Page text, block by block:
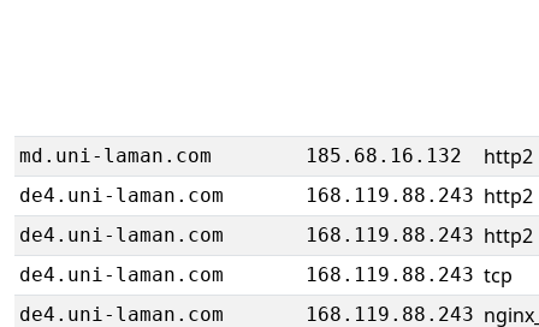
md.uni-laman.com 185.68.16.132 http2
de4.uni-laman.com 168.119.88.243 http2
de4.uni-laman.com 168.119.88.243 http2
de4.uni-laman.com 168.119.88.243 tcp
de4.uni-laman.com 168.119.88.243